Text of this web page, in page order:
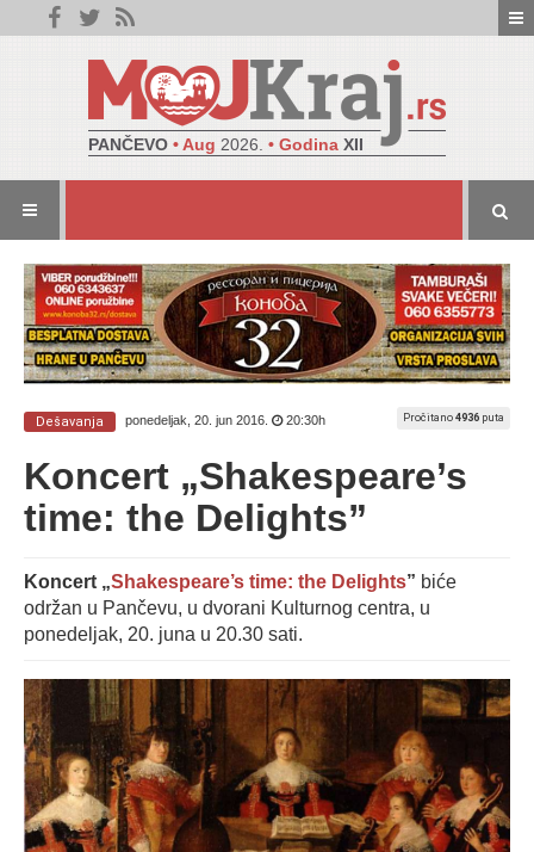
PANČEVO • Aug 2026. • Godina XII
Dešavanja ponedeljak, 20. jun 2016. 20:30h Pročitano 4936 puta
Koncert „Shakespeare’s
time: the Delights”
Koncert „Shakespeare’s time: the Delights” biće
održan u Pančevu, u dvorani Kulturnog centra, u
ponedeljak, 20. juna u 20.30 sati.